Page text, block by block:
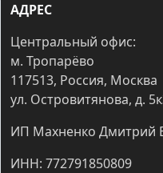
АДРЕС
Центральный офис:
м. Тропарёво
117513, Россия, Москва
ул. Островитянова, д.
ИП Махненко Дмитрий
ИНН: 772791850809